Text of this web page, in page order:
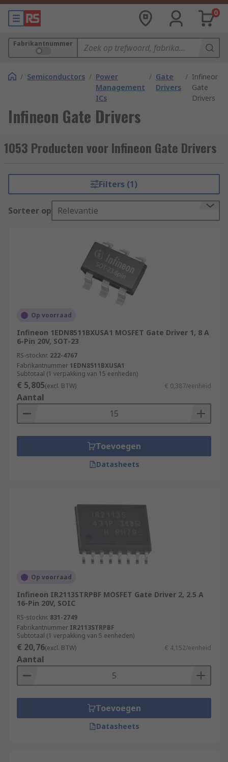
0
Fabrikantnummer
/ Semiconductors / Power
Management
ICs
/ Gate
Drivers
/ Infineon
Gate
Drivers
Infineon Gate Drivers
1053 Producten voor Infineon Gate Drivers
Filters (1)
Sorteer op Relevantie
Op voorraad
Infineon 1EDN8511BXUSA1 MOSFET Gate Driver 1, 8 A
6-Pin 20V, SOT-23
RS-stocknr. 222-4767
Fabrikantnummer 1EDN8511BXUSA1
Subtotaal (1 verpakking van 15 eenheden)
€ 5,805(excl. BTW) € 0,387/eenheid
Aantal
Toevoegen
Datasheets
Op voorraad
Infineon IR2113STRPBF MOSFET Gate Driver 2, 2.5 A
16-Pin 20V, SOIC
RS-stocknr. 831-2749
Fabrikantnummer IR2113STRPBF
Subtotaal (1 verpakking van 5 eenheden)
€ 20,76(excl. BTW) € 4,152/eenheid
Aantal
Toevoegen
Datasheets